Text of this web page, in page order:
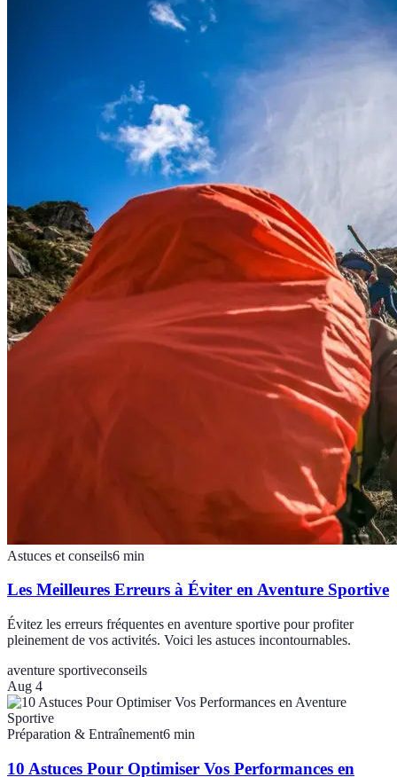
Astuces et conseils6 min
Les Meilleures Erreurs à Éviter en Aventure Sportive
Évitez les erreurs fréquentes en aventure sportive pour profiter
pleinement de vos activités. Voici les astuces incontournables.
aventure sportiveconseils
Aug 4
Préparation & Entraînement6 min
10 Astuces Pour Optimiser Vos Performances en